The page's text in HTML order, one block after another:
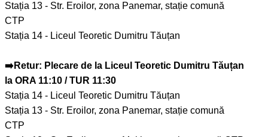
Stația 13 - Str. Eroilor, zona Panemar, stație comună
CTP
Stația 14 - Liceul Teoretic Dumitru Tăuțan
➡️Retur: Plecare de la Liceul Teoretic Dumitru Tăuțan
la ORA 11:10 / TUR 11:30
Stația 14 - Liceul Teoretic Dumitru Tăuțan
Stația 13 - Str. Eroilor, zona Panemar, stație comună
CTP